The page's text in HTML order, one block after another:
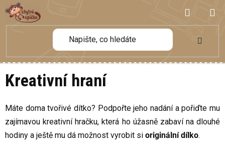
Přejít
na
obsah
KOŠÍK
Kreativní hraní
Máte doma tvořivé dítko? Podpořte jeho nadání a pořiďte mu
zajímavou kreativní hračku, která ho úžasně zabaví na dlouhé
hodiny a ještě mu dá možnost vyrobit si originální dílko.